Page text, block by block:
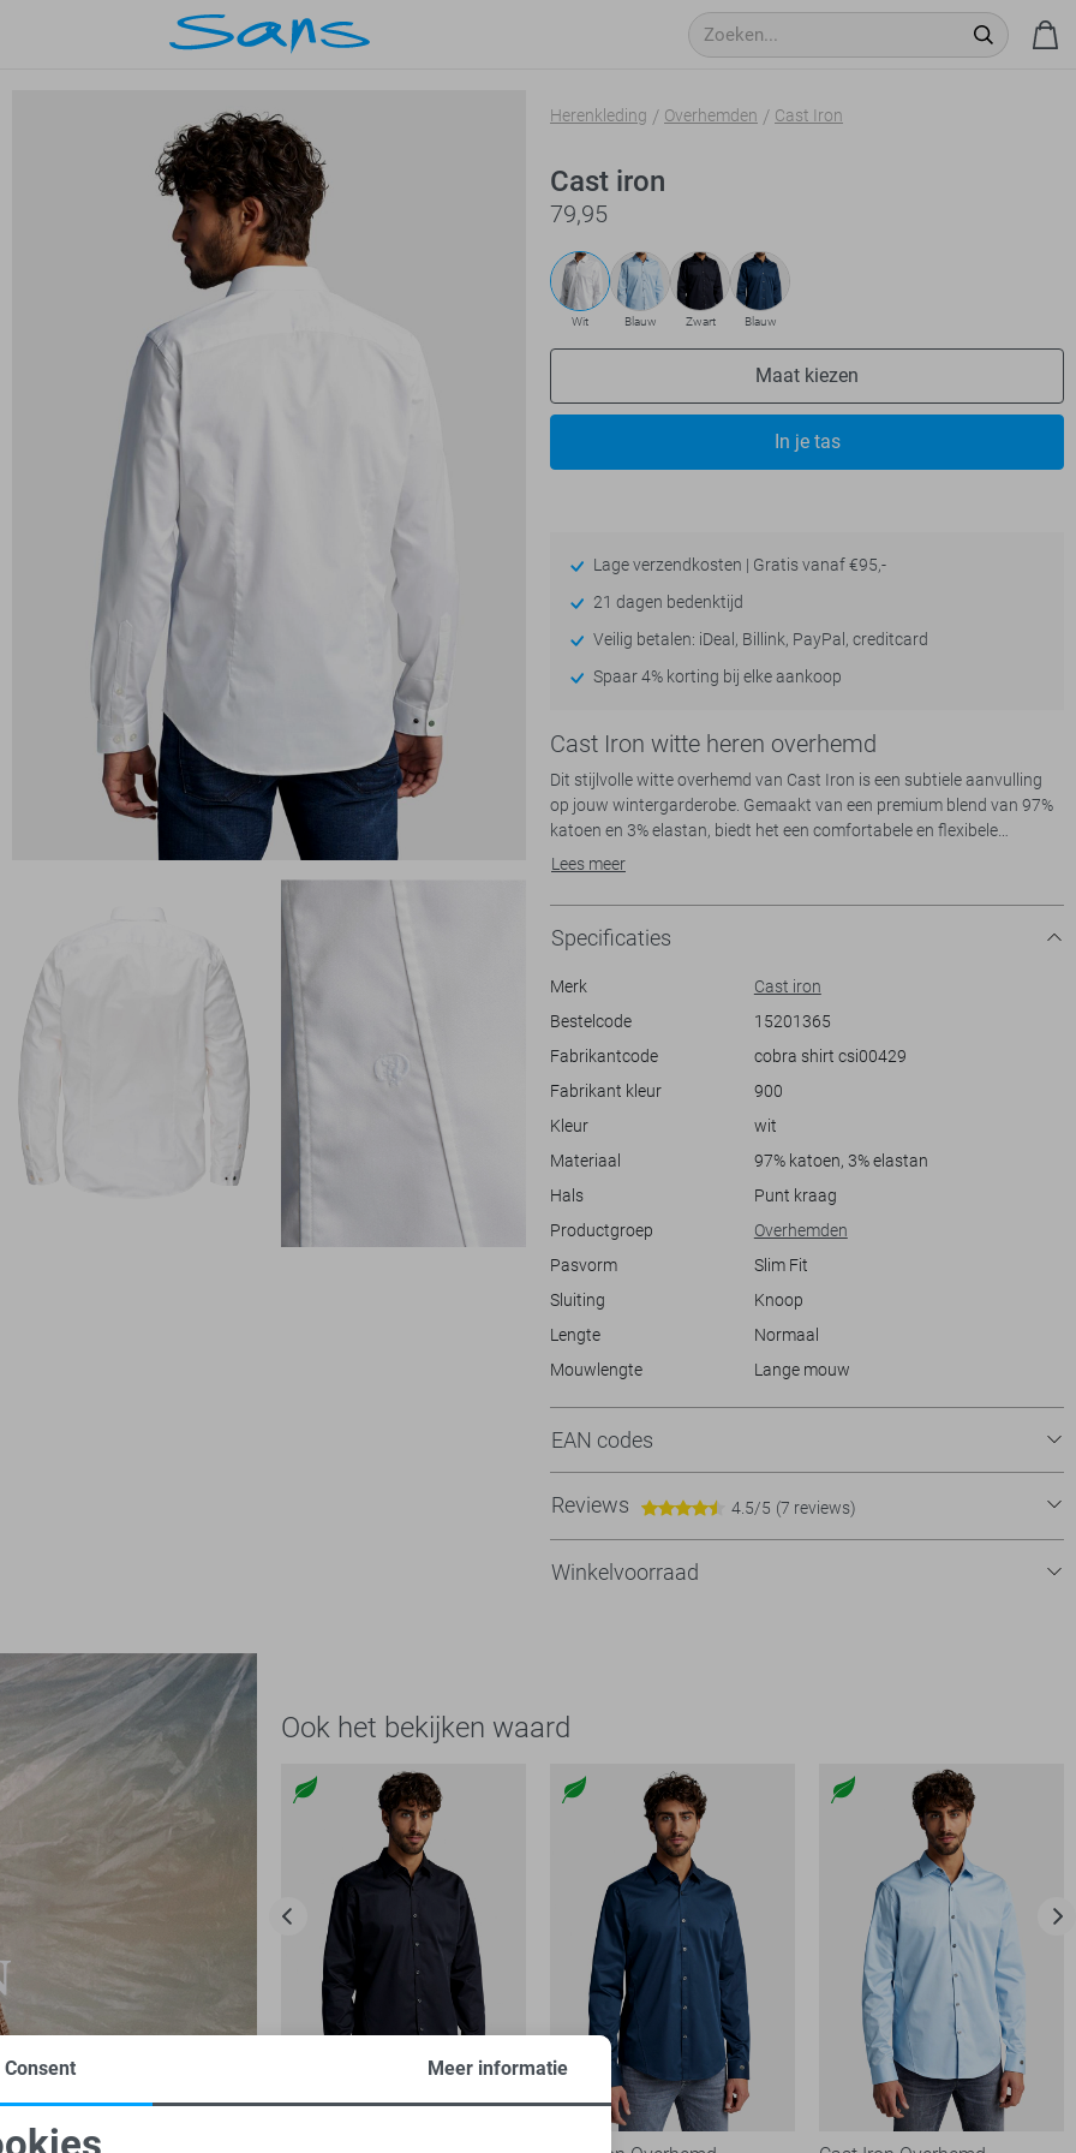
Herenkleding Overhemden Cast Iron
Cast iron
79,95
Wit Blauw Zwart Blauw
Maat kiezen
In je tas
Lage verzendkosten | Gratis vanaf €95,-
21 dagen bedenktijd
Veilig betalen: iDeal, Billink, PayPal, creditcard
Spaar 4% korting bij elke aankoop
Cast Iron witte heren overhemd
Dit stijlvolle witte overhemd van Cast Iron is een subtiele aanvulling
op jouw wintergarderobe. Gemaakt van een premium blend van 97%
katoen en 3% elastan, biedt het een comfortabele en flexibele
pasvorm. De slim fit accentueert je figuur op een flatterende manier,
verfijnd uiterlijk. Opvallend detail is de metalen knoop bij de
manchetten, die het overhemd een uniek accent geven.
Met zijn tijdloze en strakke design is dit Cast Iron overhemd geschikt
zakelijke bijeenkomst. De normale lengte en lange mouwen maken het
makkelijk om te combineren met een nette pantalon voor een formele
uitstraling, of met een jeans voor een meer casual look. Of je nu naar
veelzijdige keuze die zowel stijl als comfort biedt.
Lees meer
Specificaties
Merk
Cast iron
Bestelcode
15201365
Fabrikantcode
cobra shirt csi00429
Fabrikant kleur
900
Kleur
wit
Materiaal
97% katoen, 3% elastan
Hals
Punt kraag
Productgroep
Overhemden
Pasvorm
Slim Fit
Sluiting
Knoop
Lengte
Normaal
Mouwlengte
Lange mouw
EAN codes
Reviews 4.5/5 (7 reviews)
Winkelvoorraad
Ook het bekijken waard
Consent Meer informatie